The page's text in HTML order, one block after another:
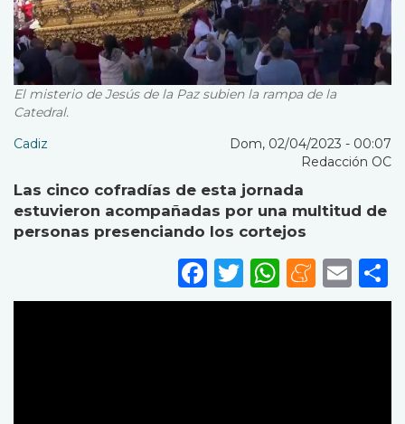
El misterio de Jesús de la Paz subien la rampa de la
Catedral.
Cadiz
Dom, 02/04/2023 - 00:07
Redacción OC
Las cinco cofradías de esta jornada
estuvieron acompañadas por una multitud de
personas presenciando los cortejos
Facebook
Twitter